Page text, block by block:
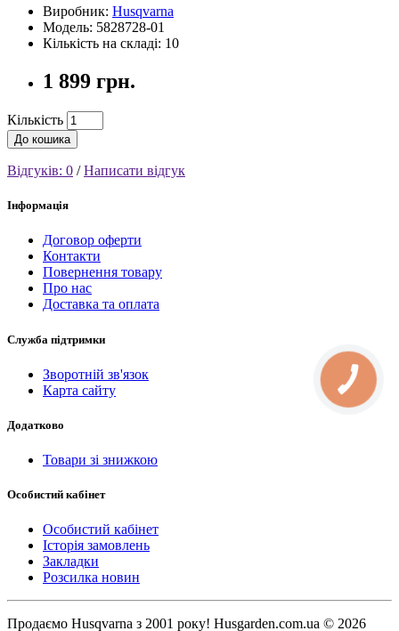
Виробник: Husqvarna
Модель: 5828728-01
Кількість на складі: 10
1 899 грн.
Кількість
До кошика
Відгуків: 0 /Написати відгук
Інформація
Договор оферти
Контакти
Повернення товару
Про нас
Доставка та оплата
Служба підтримки
Зворотній зв'язок
Карта сайту
Додатково
Товари зі знижкою
Особистий кабінет
Особистий кабінет
Історія замовлень
Закладки
Розсилка новин
Продаємо Нusqvarna з 2001 року! Husgarden.com.ua © 2026
КНОПКА
СВЯЗИ